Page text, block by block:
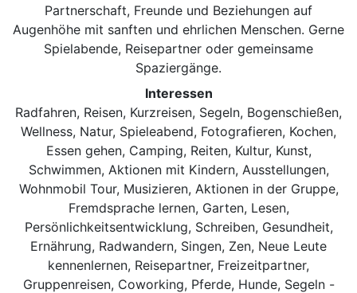
Partnerschaft, Freunde und Beziehungen auf
Augenhöhe mit sanften und ehrlichen Menschen. Gerne
Spielabende, Reisepartner oder gemeinsame
Spaziergänge.
Interessen
Radfahren, Reisen, Kurzreisen, Segeln, Bogenschießen,
Wellness, Natur, Spieleabend, Fotografieren, Kochen,
Essen gehen, Camping, Reiten, Kultur, Kunst,
Schwimmen, Aktionen mit Kindern, Ausstellungen,
Wohnmobil Tour, Musizieren, Aktionen in der Gruppe,
Fremdsprache lernen, Garten, Lesen,
Persönlichkeitsentwicklung, Schreiben, Gesundheit,
Ernährung, Radwandern, Singen, Zen, Neue Leute
kennenlernen, Reisepartner, Freizeitpartner,
Gruppenreisen, Coworking, Pferde, Hunde, Segeln -